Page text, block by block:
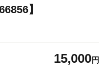
】
15,000円